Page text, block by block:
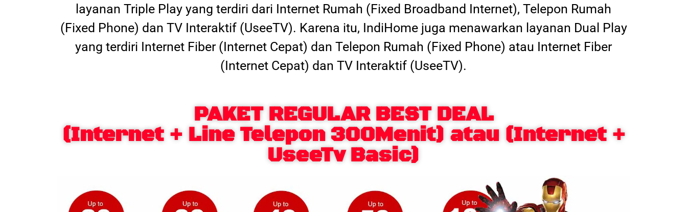
layanan Triple Play yang terdiri dari Internet Rumah (Fixed Broadband Internet), Telepon Rumah
(Fixed Phone) dan TV Interaktif (UseeTV). Karena itu, IndiHome juga menawarkan layanan Dual Play
yang terdiri Internet Fiber (Internet Cepat) dan Telepon Rumah (Fixed Phone) atau Internet Fiber
(Internet Cepat) dan TV Interaktif (UseeTV).
PAKET REGULAR BEST DEAL
(Internet + Line Telepon 300Menit) atau (Internet +
UseeTv Basic)